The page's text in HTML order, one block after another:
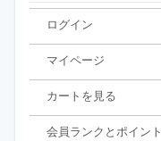
ログイン
マイページ
カートを見る
会員ランクとポイント